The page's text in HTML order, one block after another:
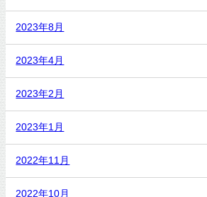
2023年8月
2023年4月
2023年2月
2023年1月
2022年11月
2022年10月